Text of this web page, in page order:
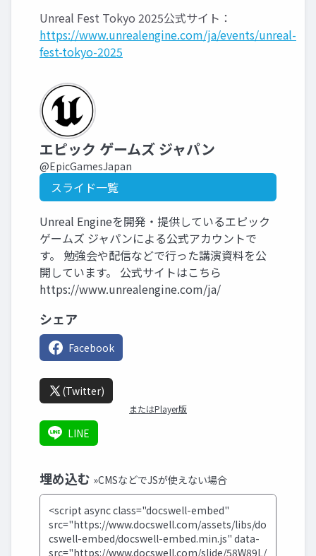
Unreal Fest Tokyo 2025公式サイト：
https://www.unrealengine.com/ja/events/unreal-
fest-tokyo-2025
エピック ゲームズ ジャパン
@EpicGamesJapan
スライド一覧
Unreal Engineを開発・提供しているエピック
ゲームズ ジャパンによる公式アカウントで
す。 勉強会や配信などで行った講演資料を公
開しています。 公式サイトはこちら
https://www.unrealengine.com/ja/
シェア
Facebook
(Twitter)
またはPlayer版
LINE
埋め込む »CMSなどでJSが使えない場合